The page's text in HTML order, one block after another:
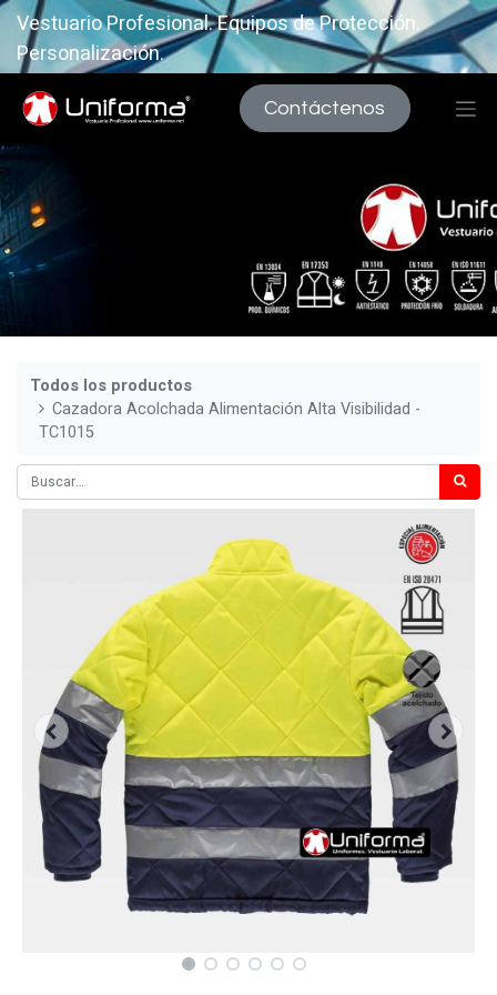
Vestuario Profesional. Equipos de Protección.
Personalización.
Contáctenos
Todos los productos
Cazadora Acolchada Alimentación Alta Visibilidad -
TC1015